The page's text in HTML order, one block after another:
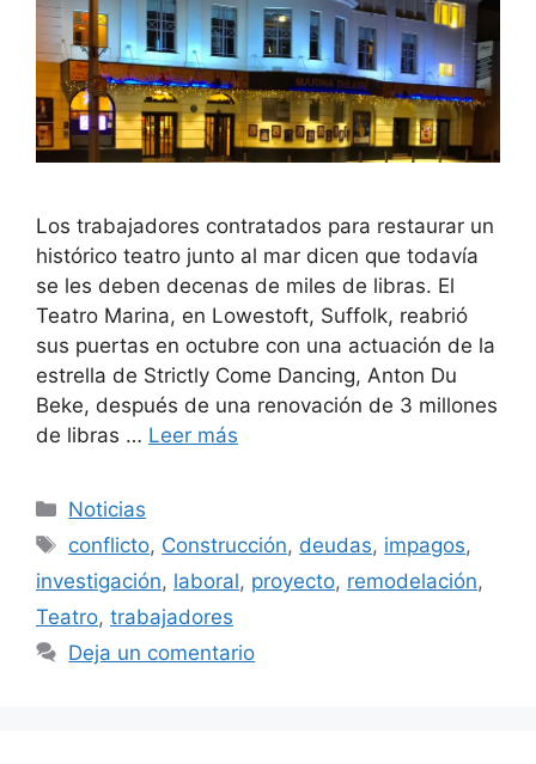
Los trabajadores contratados para restaurar un
histórico teatro junto al mar dicen que todavía
se les deben decenas de miles de libras. El
Teatro Marina, en Lowestoft, Suffolk, reabrió
sus puertas en octubre con una actuación de la
estrella de Strictly Come Dancing, Anton Du
Beke, después de una renovación de 3 millones
de libras … Leer más
Categorías
Noticias
Etiquetas
conflicto, Construcción, deudas, impagos,
investigación, laboral, proyecto, remodelación,
Teatro, trabajadores
Deja un comentario